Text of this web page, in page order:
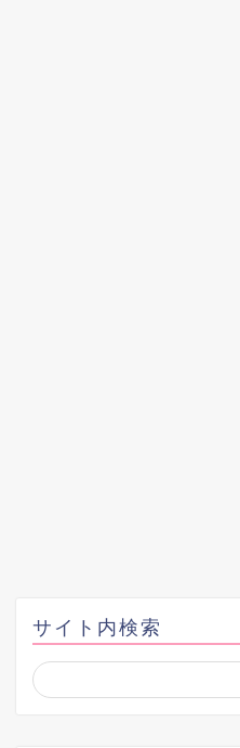
サイト内検索